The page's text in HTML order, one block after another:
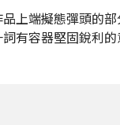
上端擬態彈頭的
有容器堅固銳利